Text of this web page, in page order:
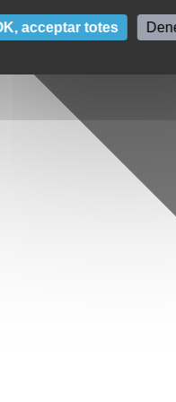
acceptar totes